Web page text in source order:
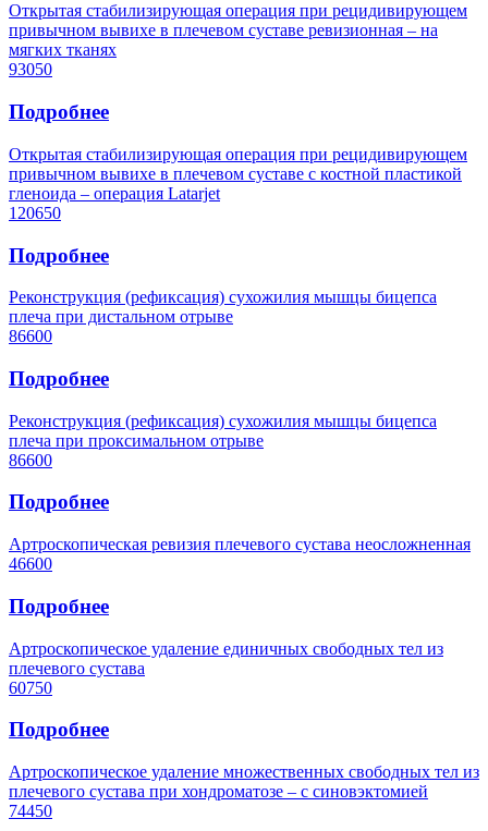
Открытая стабилизирующая операция при рецидивирующем
привычном вывихе в плечевом суставе ревизионная – на
мягких тканях
93050
Подробнее
Открытая стабилизирующая операция при рецидивирующем
привычном вывихе в плечевом суставе с костной пластикой
гленоида – операция Latarjet
120650
Подробнее
Реконструкция (рефиксация) сухожилия мышцы бицепса
плеча при дистальном отрыве
86600
Подробнее
Реконструкция (рефиксация) сухожилия мышцы бицепса
плеча при проксимальном отрыве
86600
Подробнее
Артроскопическая ревизия плечевого сустава неосложненная
46600
Подробнее
Артроскопическое удаление единичных свободных тел из
плечевого сустава
60750
Подробнее
Артроскопическое удаление множественных свободных тел из
плечевого сустава при хондроматозе – с синовэктомией
74450